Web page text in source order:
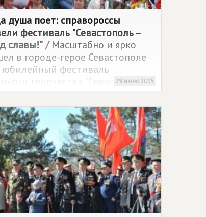
душа поет: справороссы
фестиваль "Севастополь –
славы!"/Масштабно и ярко
в городе-герое Севастополе
фестиваль
творчества "Севастополь –
славы" под патронатом
отделения
партии
РОССИЯв
29 июня 2015